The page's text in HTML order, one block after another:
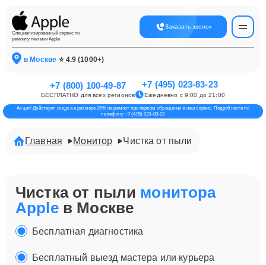
Специализированный сервис по
ремонту техники Apple
Заказать звонок
в Москве ⭐ 4.9 (1000+)
+7 (800) 100-49-87
БЕСПЛАТНО для всех регионов
+7 (495) 023-83-23
Ежедневно с 9:00 до 21:00
Акция! Действует скидка в размере 25% на ремонт при первом обращении в наш сервис. Подробности по
телефону +7 (495) 023-83-23
Главная Монитор Чистка от пыли
Чистка от пыли монитора
Appleв Москве
Бесплатная диагностика
Бесплатный выезд мастера или курьера